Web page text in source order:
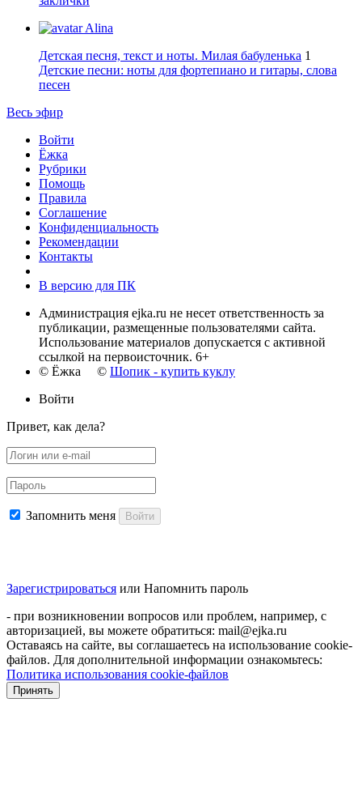
Alina
Детская песня, текст и ноты. Милая бабуленька 1
Детские песни: ноты для фортепиано и гитары, слова
песен
Весь эфир
Войти
Ёжка
Рубрики
Помощь
Правила
Соглашение
Конфиденциальность
Рекомендации
Контакты
В версию для ПК
Администрация ejka.ru не несет ответственность за
публикации, размещенные пользователями сайта.
Использование материалов допускается с активной
ссылкой на первоисточник. 6+
© Ёжка © Шопик - купить куклу
Войти
Привет, как дела?
Запомнить меня Войти
Зарегистрироваться или Напомнить пароль
- при возникновении вопросов или проблем, например, с
авторизацией, вы можете обратиться: mail@ejka.ru
Оставаясь на сайте, вы соглашаетесь на использование cookie-
файлов. Для дополнительной информации ознакомьтесь:
Политика использования cookie-файлов
Принять